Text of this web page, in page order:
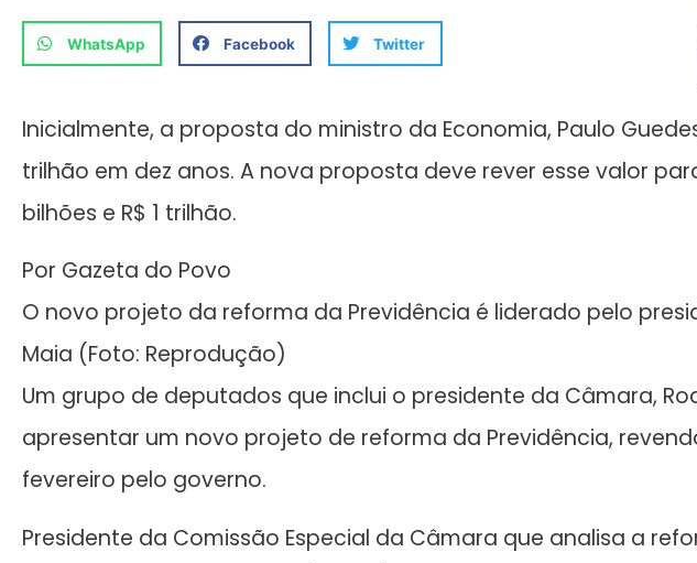
WhatsApp Facebook Twitter
Inicialmente, a proposta do ministro da Economia, Paulo
trilhão em dez anos. A nova proposta deve rever esse valor
bilhões e R$ 1 trilhão.
Por Gazeta do Povo
O novo projeto da reforma da Previdência é liderado pelo
Maia (Foto: Reprodução)
Um grupo de deputados que inclui o presidente da Câmara,
apresentar um novo projeto de reforma da Previdência,
fevereiro pelo governo.
Presidente da Comissão Especial da Câmara que analisa a